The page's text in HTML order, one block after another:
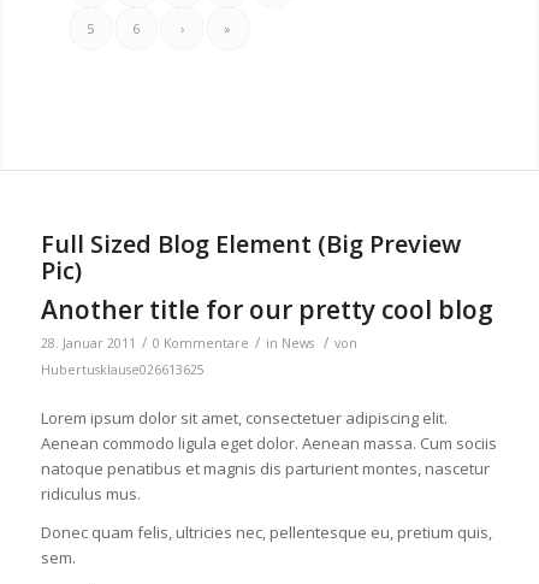
5 6 › »
Full Sized Blog Element (Big Preview
Pic)
Another title for our pretty cool blog
28. Januar 2011 / 0 Kommentare / in News / von
Hubertusklause026613625
Lorem ipsum dolor sit amet, consectetuer adipiscing elit.
Aenean commodo ligula eget dolor. Aenean massa. Cum sociis
natoque penatibus et magnis dis parturient montes, nascetur
ridiculus mus.
Donec quam felis, ultricies nec, pellentesque eu, pretium quis,
sem.